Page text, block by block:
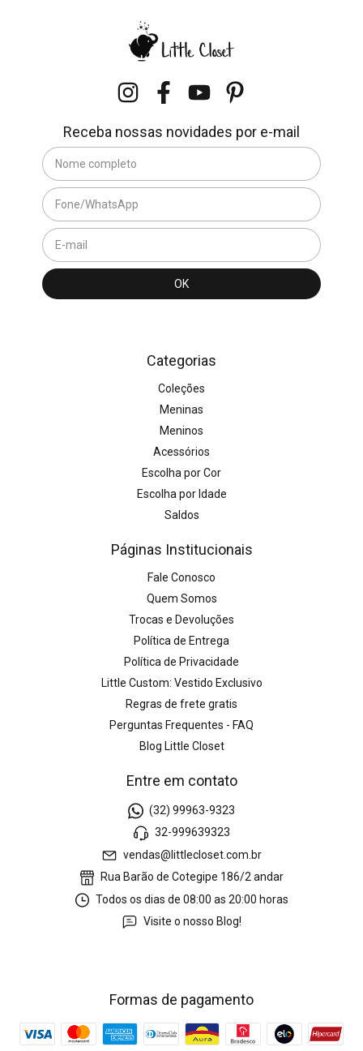
Receba nossas novidades por e-mail
Categorias
Coleções
Meninas
Meninos
Acessórios
Escolha por Cor
Escolha por Idade
Saldos
Páginas Institucionais
Fale Conosco
Quem Somos
Trocas e Devoluções
Política de Entrega
Política de Privacidade
Little Custom: Vestido Exclusivo
Regras de frete gratis
Perguntas Frequentes - FAQ
Blog Little Closet
Entre em contato
(32) 99963-9323
32-999639323
vendas@littlecloset.com.br
Rua Barão de Cotegipe 186/2 andar
Todos os dias de 08:00 as 20:00 horas
Visite o nosso Blog!
Formas de pagamento